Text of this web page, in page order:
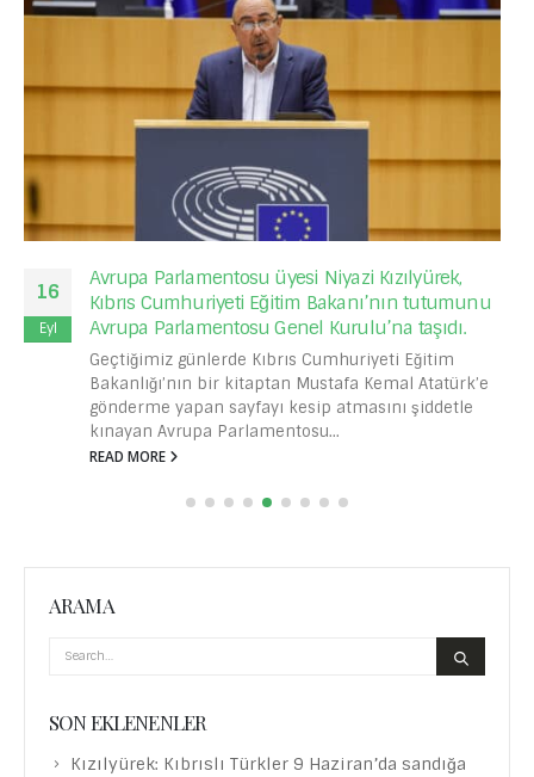
16
Eyl
Avrupa Parlamentosu üyesi Niyazi Kızılyürek,
Kıbrıs Cumhuriyeti Eğitim Bakanı’nın tutumunu
Avrupa Parlamentosu Genel Kurulu’na taşıdı.
Geçtiğimiz günlerde Kıbrıs Cumhuriyeti Eğitim
Bakanlığı’nın bir kitaptan Mustafa Kemal Atatürk’e
gönderme yapan sayfayı kesip atmasını şiddetle
kınayan Avrupa Parlamentosu...
READ MORE
ARAMA
SON EKLENENLER
Kızılyürek: Kıbrıslı Türkler 9 Haziran’da sandığa